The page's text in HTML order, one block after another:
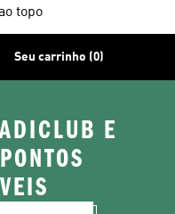
topo
Seu carrinho (0)
E